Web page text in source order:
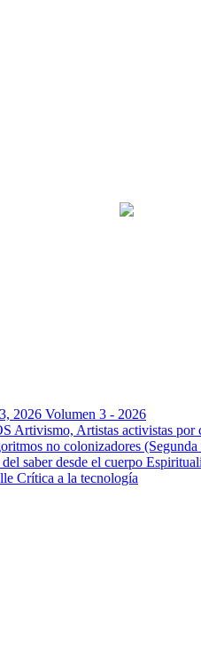
2026 Volumen 3 - 2026
Artivismo, Artistas activistas por
no colonizadores (Segunda
saber desde el cuerpo
Crítica a la tecnología